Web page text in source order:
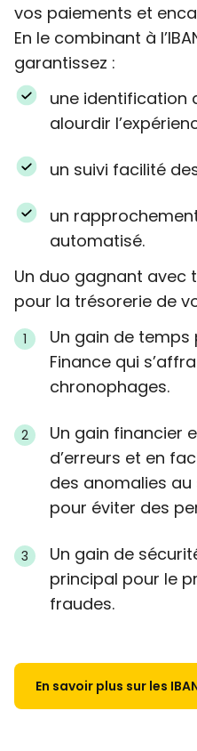
vos paiements et
En le combinant à
garantissez :
une identification
alourdir
un suivi facilité
un
automatisé.
Un duo gagnant avec
pour la trésorerie de
Un gain de temps
Finance qui
chronophages.
Un gain financier
d’erreurs et en
des anomalies
pour éviter des
Un gain de
principal pour le
fraudes.
En savoir plus sur les